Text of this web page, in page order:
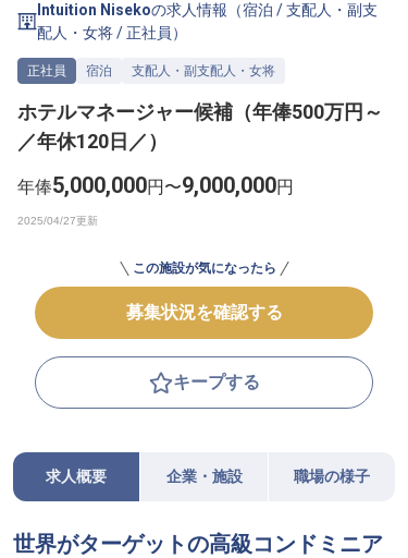
Intuition Nisekoの求人情報（宿泊 /支配人・副支
配人・女将/正社員 ）
正社員 宿泊 支配人・副支配人・女将
ホテルマネージャー候補（年俸500万円～
／年休120日／）
年俸5,000,000円〜9,000,000円
この施設が気になったら
募集状況を確認する
キープする
求人概要 企業・施設 職場の様子
世界がターゲットの高級コンドミニア